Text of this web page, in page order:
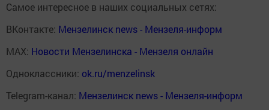
Самое интересное в наших социальных сетях:
ВКонтакте: Мензелинск news - Мензеля-информ
MAX: Новости Мензелинска - Мензеля онлайн
Одноклассники: ok.ru/menzelinsk
Telegram-канал: Мензелинск news - Мензеля-информ